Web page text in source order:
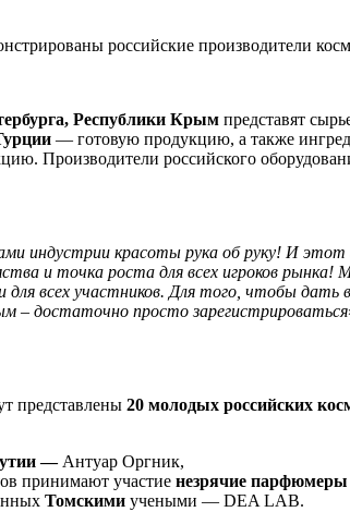
российские производители
Республики Крым представят
— готовую продукцию, а также
Производители российского
индустрии красоты рука об руку! И этот
и точка роста для всех игроков
всех участников. Для того, чтобы дать
– достаточно просто зарегистрироваться
представлены 20 молодых российских
—Антуар Оргник,
принимают участие незрячие парфюмеры
Томскими учеными — DEA LAB.